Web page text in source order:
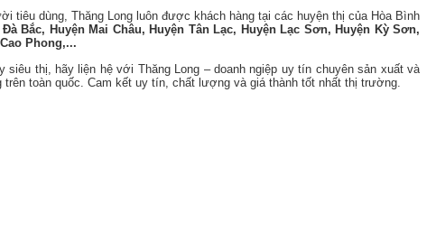
dùng, Thăng Long luôn được khách hàng tại các huyện thị của Hòa Bình
Đà Bắc, Huyện Mai Châu, Huyện Tân Lạc, Huyện Lạc Sơn, Huyện Kỳ Sơn,
Phong,...
thị, hãy liện hệ với Thăng Long – doanh ngiệp uy tín chuyên sản xuất và
toàn quốc. Cam kết uy tín, chất lượng và giá thành tốt nhất thị trường.